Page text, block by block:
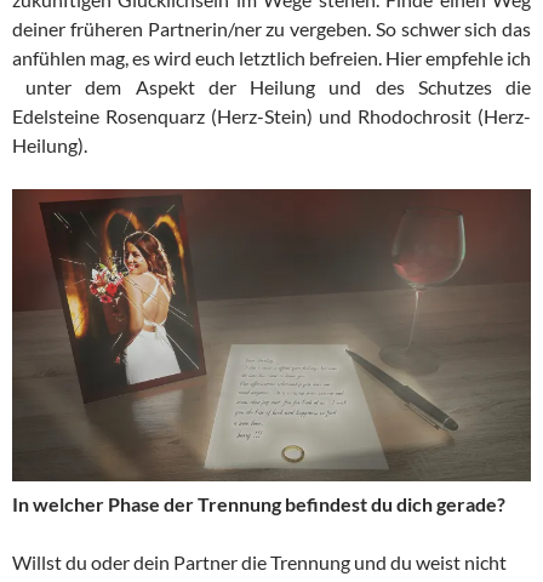
deiner früheren Partnerin/ner zu vergeben. So schwer sich das
anfühlen mag, es wird euch letztlich befreien. Hier empfehle ich
unter dem Aspekt der Heilung und des Schutzes die
Edelsteine Rosenquarz (Herz-Stein) und Rhodochrosit (Herz-
Heilung).
In welcher Phase der Trennung befindest du dich gerade?
Willst du oder dein Partner die Trennung und du weist nicht